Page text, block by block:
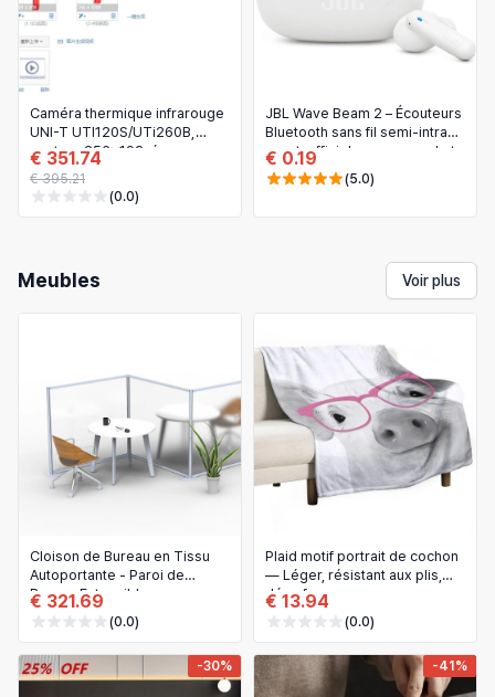
Caméra thermique infrarouge
UNI-T UTI120S/UTi260B,
capteur 256×192, écran
640×480, sensibilité 60 mK
€ 351.74
€ 395.21
(0.0)
JBL Wave Beam 2 – Écouteurs
Bluetooth sans fil semi‑intra
sport, officiels, avec appel et
réduction active du bruit (ANC)
€ 0.19
(5.0)
Meubles Voir plus
Cloison de Bureau en Tissu
Autoportante - Paroi de
Bureau Extensible pour
l'Intimité et la Productivité
€ 321.69
(0.0)
Plaid motif portrait de cochon
— Léger, résistant aux plis,
déco ferme
€ 13.94
(0.0)
-30% -41%